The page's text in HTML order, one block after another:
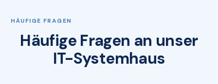
HÄUFIGE FRAGEN
Häufige Fragen an unser
IT-Systemhaus